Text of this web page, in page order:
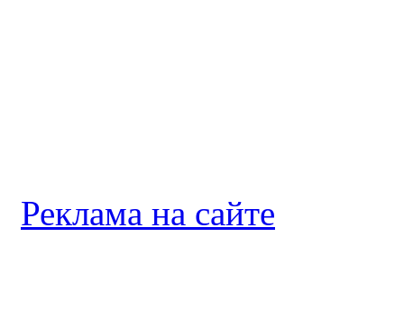
Реклама на сайте